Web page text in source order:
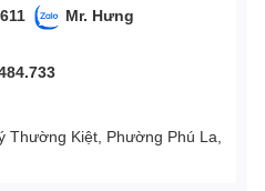
Mr. Hưng
Thường Kiệt, Phường Phú La,